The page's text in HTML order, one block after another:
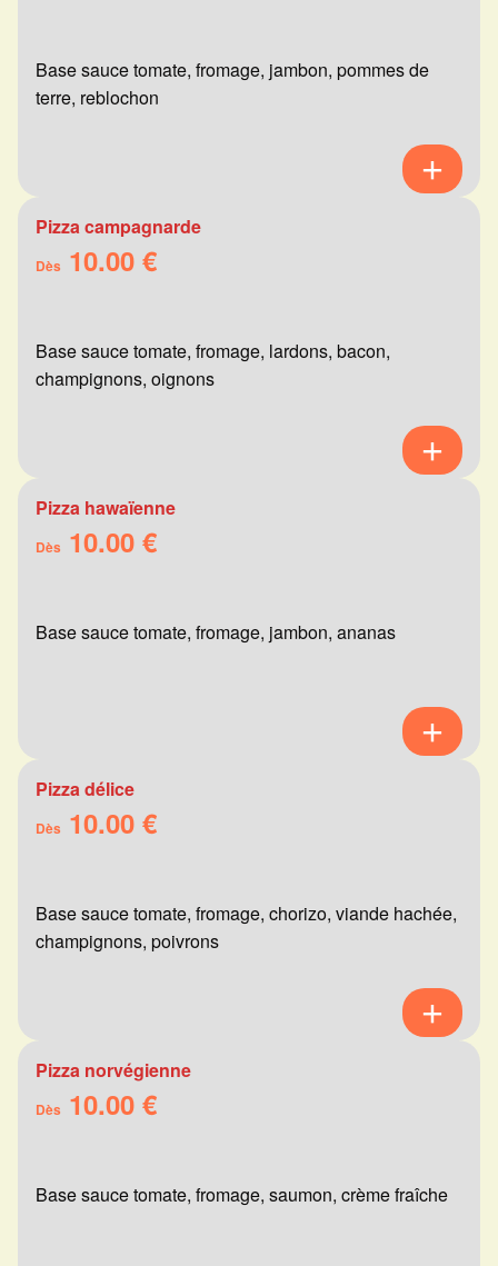
Base sauce tomate, fromage, jambon, pommes de
terre, reblochon
Pizza campagnarde
Dès 10.00 €
Base sauce tomate, fromage, lardons, bacon,
champignons, oignons
Pizza hawaïenne
Dès 10.00 €
Base sauce tomate, fromage, jambon, ananas
Pizza délice
Dès 10.00 €
Base sauce tomate, fromage, chorizo, viande hachée,
champignons, poivrons
Pizza norvégienne
Dès 10.00 €
Base sauce tomate, fromage, saumon, crème fraîche